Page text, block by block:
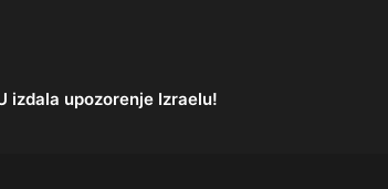
izdala upozorenje Izraelu!